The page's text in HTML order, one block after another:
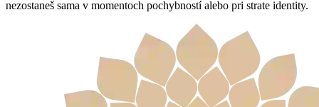
nezostaneš sama v momentoch pochybností alebo pri strate identity.